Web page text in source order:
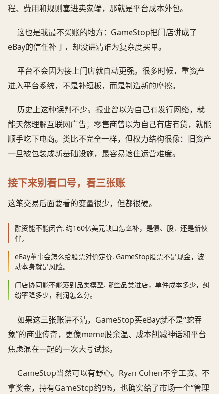
程、费用和规则塞进卖家端，那就是平台成本外包。
这也是我最不买账的地方：GameStop把门店讲成了
eBay的信任补丁，却没讲清谁为复杂度买单。
平台不会因为接上门店就自动更强。很多时候，重资产
进入平台系统，不是补短板，而是制造新的摩擦。
历史上这种误判不少。报业曾以为自己有发行网络，就
能天然理解互联网广告；零售商曾以为自己有店有货，就能
顺手吃下电商。类比不完全一样，但权力结构很像：旧资产
一旦被包装成新基础设施，最容易遮住运营难度。
接下来别看口号，看三张账
这笔交易后面要看的变量很少，但都很硬。
融资能不能闭合. 约160亿美元缺口怎么补，是债、股，还是新伙
伴。
eBay董事会怎么给股票对价定价. GameStop股票不是现金，波
动本身就是风险。
门店协同能不能落到品类模型. 哪些品类进店，单件成本多少，纠
纷率降多少，利润怎么分。
如果这三张账讲不清，GameStop买eBay就不是“蛇吞
象”的商业传奇，更像meme股余温、成本削减神话和平台
焦虑混在一起的一次大号试探。
GameStop当然可以有野心。Ryan Cohen不拿工资、不
拿奖金，持有GameStop约9%，也确实给了市场一个“管理